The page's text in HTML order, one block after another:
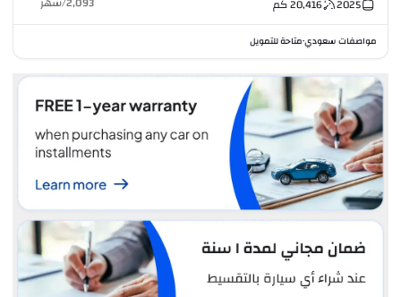
2025
20,416كم
مواصفات سعودي•متاحة للتمويل